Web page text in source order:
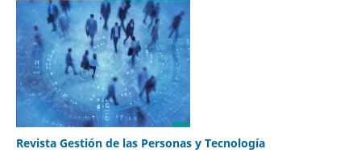
Revista Gestión de las Personas y Tecnología